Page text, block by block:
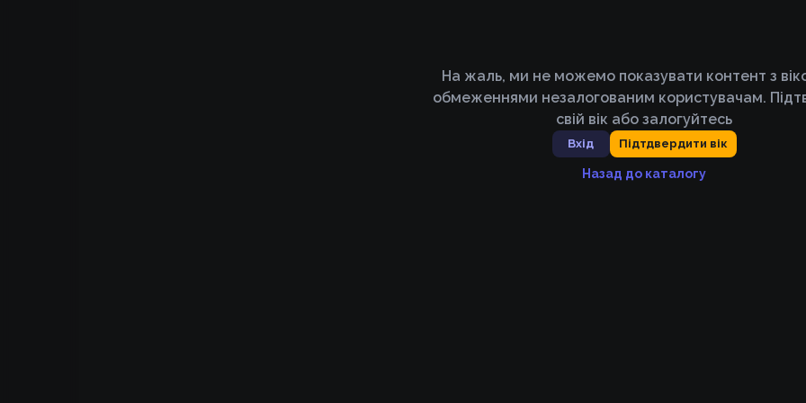
На жаль, ми не можемо показувати контент з
обмеженнями незалогованим користувачам.
свій вік або залогуйтесь
Вхід Підтдвердити вік
Назад до каталогу